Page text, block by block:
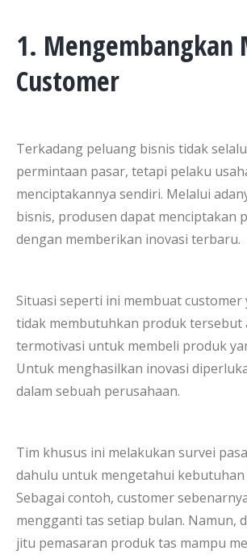
1. Mengembangkan
Customer
Terkadang peluang bisnis tidak
permintaan pasar, tetapi pelaku
menciptakannya sendiri. Melalui
bisnis, produsen dapat menciptakan
dengan memberikan inovasi terbaru.
Situasi seperti ini membuat customer
tidak membutuhkan produk tersebut
termotivasi untuk membeli produk
Untuk menghasilkan inovasi
dalam sebuah perusahaan.
Tim khusus ini melakukan survei
dahulu untuk mengetahui kebutuhan
Sebagai contoh, customer
mengganti tas setiap bulan. Namun,
jitu pemasaran produk tas mampu